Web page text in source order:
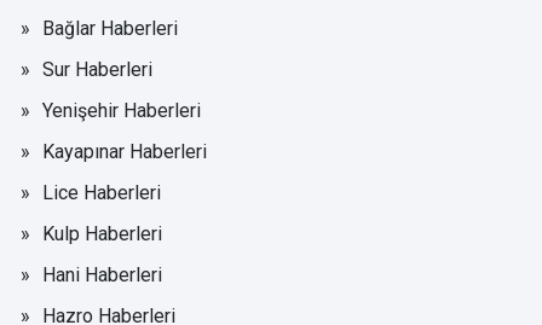
Bağlar Haberleri
Sur Haberleri
Yenişehir Haberleri
Kayapınar Haberleri
Lice Haberleri
Kulp Haberleri
Hani Haberleri
Hazro Haberleri